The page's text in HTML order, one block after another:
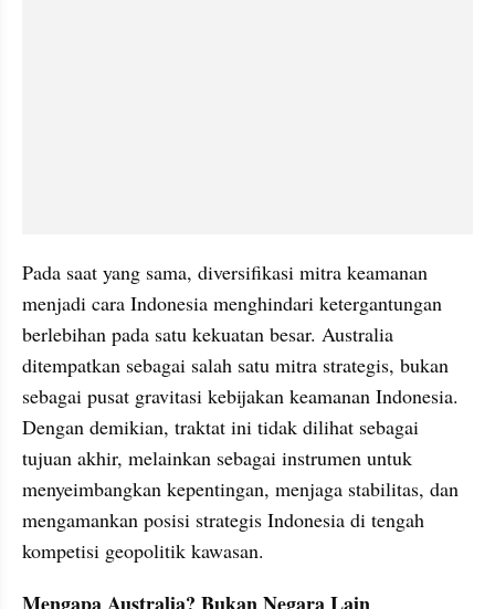
Pada saat yang sama, diversifikasi mitra keamanan
menjadi cara Indonesia menghindari ketergantungan
berlebihan pada satu kekuatan besar. Australia
ditempatkan sebagai salah satu mitra strategis, bukan
sebagai pusat gravitasi kebijakan keamanan Indonesia.
Dengan demikian, traktat ini tidak dilihat sebagai
tujuan akhir, melainkan sebagai instrumen untuk
menyeimbangkan kepentingan, menjaga stabilitas, dan
mengamankan posisi strategis Indonesia di tengah
kompetisi geopolitik kawasan.